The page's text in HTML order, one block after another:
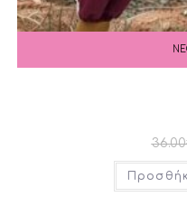
36.00